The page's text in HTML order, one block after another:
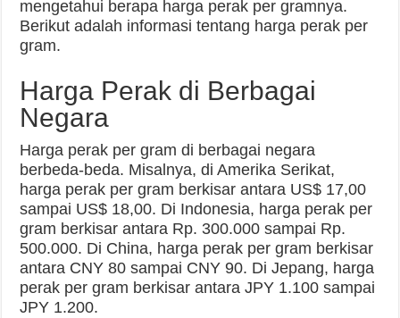
mengetahui berapa harga perak per gramnya.
Berikut adalah informasi tentang harga perak per
gram.
Harga Perak di Berbagai
Negara
Harga perak per gram di berbagai negara
berbeda-beda. Misalnya, di Amerika Serikat,
harga perak per gram berkisar antara US$ 17,00
sampai US$ 18,00. Di Indonesia, harga perak per
gram berkisar antara Rp. 300.000 sampai Rp.
500.000. Di China, harga perak per gram berkisar
antara CNY 80 sampai CNY 90. Di Jepang, harga
perak per gram berkisar antara JPY 1.100 sampai
JPY 1.200.